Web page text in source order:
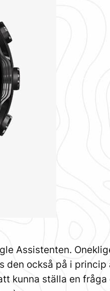
Assistenten.
den också på i
kunna ställa en